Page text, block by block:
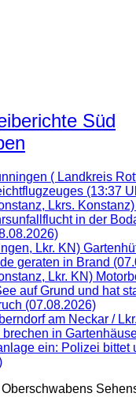
Süd
( Landkreis
(13:37
Lkrs.
in der
Lkr. KN)
geraten in Brand
Lkr. KN)
auf Grund und hat
(07.08.2026)
am Neckar /
in
ein: Polizei bittet